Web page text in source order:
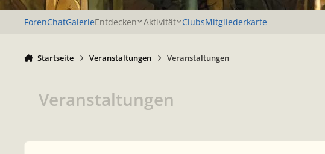
ForenChatGalerieEntdecken Aktivität ClubsMitgliederkarte
Startseite Veranstaltungen Veranstaltungen
Veranstaltungen